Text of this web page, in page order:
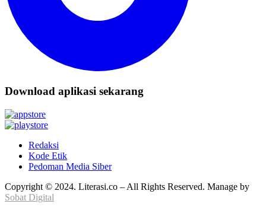
Download aplikasi sekarang
Redaksi
Kode Etik
Pedoman Media Siber
Copyright © 2024. Literasi.co – All Rights Reserved. Manage by
Sobat Digital